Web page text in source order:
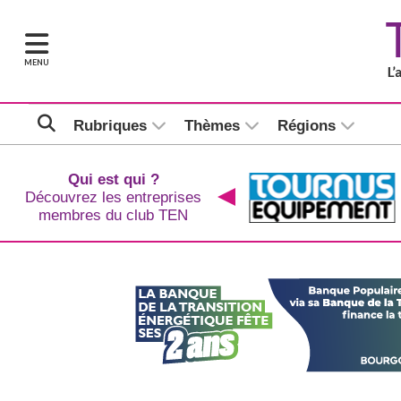
MENU
Rubriques Thèmes Régions
Qui est qui ?
Découvrez les entreprises
membres du club TEN